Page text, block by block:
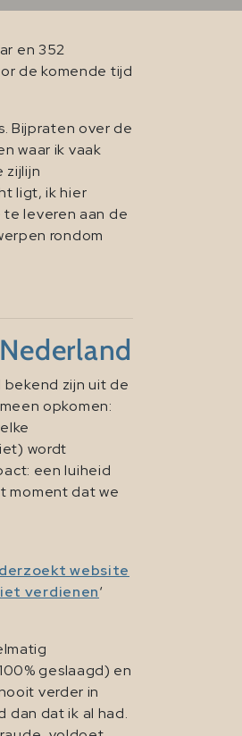
en 352
de komende tijd
Bijpraten over de
waar ik vaak
zijlijn
ligt, ik hier
te leveren aan de
rondom
zijn uit de
opkomen:
wordt
een luiheid
moment dat we
website
verdienen‘
geslaagd) en
verder in
dat ik al had.